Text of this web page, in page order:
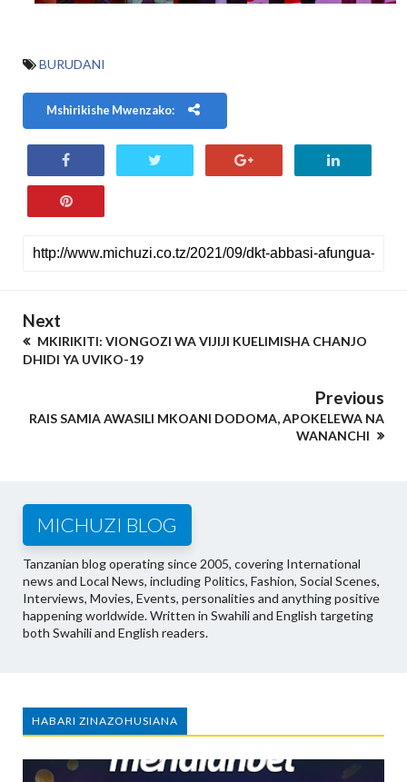
BURUDANI
Mshirikishe Mwenzako:
Next
MKIRIKITI: VIONGOZI WA VIJIJI KUELIMISHA CHANJO
DHIDI YA UVIKO-19
Previous
RAIS SAMIA AWASILI MKOANI DODOMA, APOKELEWA NA
WANANCHI
MICHUZI BLOG
Tanzanian blog operating since 2005, covering International
news and Local News, including Politics, Fashion, Social Scenes,
Interviews, Movies, Events, personalities and anything positive
happening worldwide. Written in Swahili and English targeting
both Swahili and English readers.
HABARI ZINAZOHUSIANA